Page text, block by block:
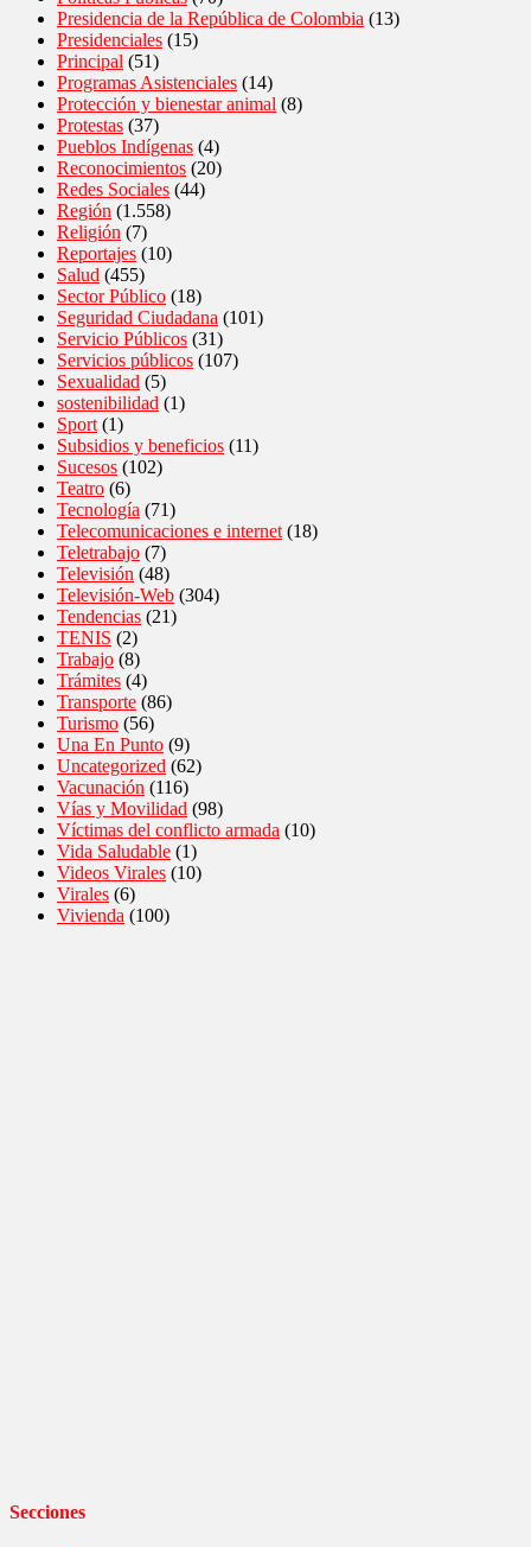
Presidencia de la República de Colombia (13)
Presidenciales (15)
Principal (51)
Programas Asistenciales (14)
Protección y bienestar animal (8)
Protestas (37)
Pueblos Indígenas (4)
Reconocimientos (20)
Redes Sociales (44)
Región (1.558)
Religión (7)
Reportajes (10)
Salud (455)
Sector Público (18)
Seguridad Ciudadana (101)
Servicio Públicos (31)
Servicios públicos (107)
Sexualidad (5)
sostenibilidad (1)
Sport (1)
Subsidios y beneficios (11)
Sucesos (102)
Teatro (6)
Tecnología (71)
Telecomunicaciones e internet (18)
Teletrabajo (7)
Televisión (48)
Televisión-Web (304)
Tendencias (21)
TENIS (2)
Trabajo (8)
Trámites (4)
Transporte (86)
Turismo (56)
Una En Punto (9)
Uncategorized (62)
Vacunación (116)
Vías y Movilidad (98)
Víctimas del conflicto armada (10)
Vida Saludable (1)
Videos Virales (10)
Virales (6)
Vivienda (100)
Secciones